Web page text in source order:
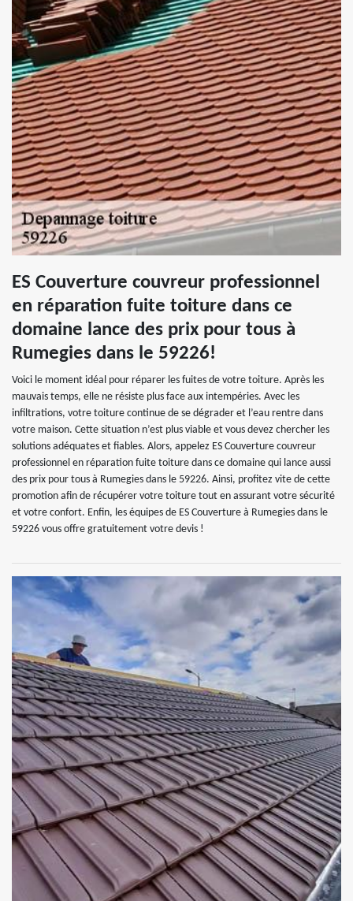
ES Couverture couvreur professionnel
en réparation fuite toiture dans ce
domaine lance des prix pour tous à
Rumegies dans le 59226!
Voici le moment idéal pour réparer les fuites de votre toiture. Après les
mauvais temps, elle ne résiste plus face aux intempéries. Avec les
infiltrations, votre toiture continue de se dégrader et l’eau rentre dans
votre maison. Cette situation n’est plus viable et vous devez chercher les
solutions adéquates et fiables. Alors, appelez ES Couverture couvreur
professionnel en réparation fuite toiture dans ce domaine qui lance aussi
des prix pour tous à Rumegies dans le 59226. Ainsi, profitez vite de cette
promotion afin de récupérer votre toiture tout en assurant votre sécurité
et votre confort. Enfin, les équipes de ES Couverture à Rumegies dans le
59226 vous offre gratuitement votre devis !